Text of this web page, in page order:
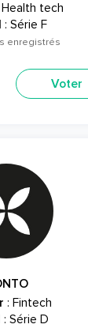
Health tech
: Série F
enregistrés
Voter
: Fintech
: Série D